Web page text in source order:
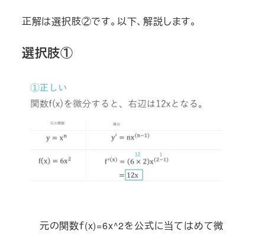
正解は選択肢②です。以下、解説します。
選択肢①
元の関数ｆ(x)=6x^2を公式に当てはめて微